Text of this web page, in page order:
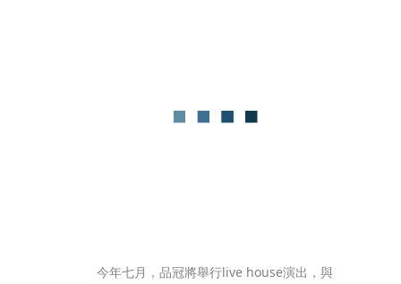
今年七月，品冠將舉行live house演出，與